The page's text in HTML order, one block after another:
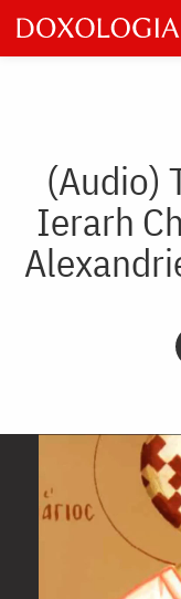
Skip
to
main
(Audio)
Ierarh